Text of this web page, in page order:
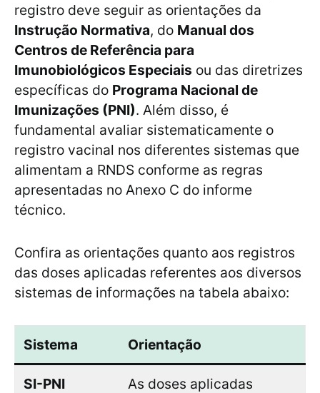
registro deve seguir as orientações da
Instrução Normativa, do Manual dos
Centros de Referência para
Imunobiológicos Especiais ou das diretrizes
específicas do Programa Nacional de
Imunizações (PNI). Além disso, é
fundamental avaliar sistematicamente o
registro vacinal nos diferentes sistemas que
alimentam a RNDS conforme as regras
apresentadas no Anexo C do informe
técnico.
Confira as orientações quanto aos registros
das doses aplicadas referentes aos diversos
sistemas de informações na tabela abaixo:
Sistema Orientação
SI-PNI
As doses aplicadas